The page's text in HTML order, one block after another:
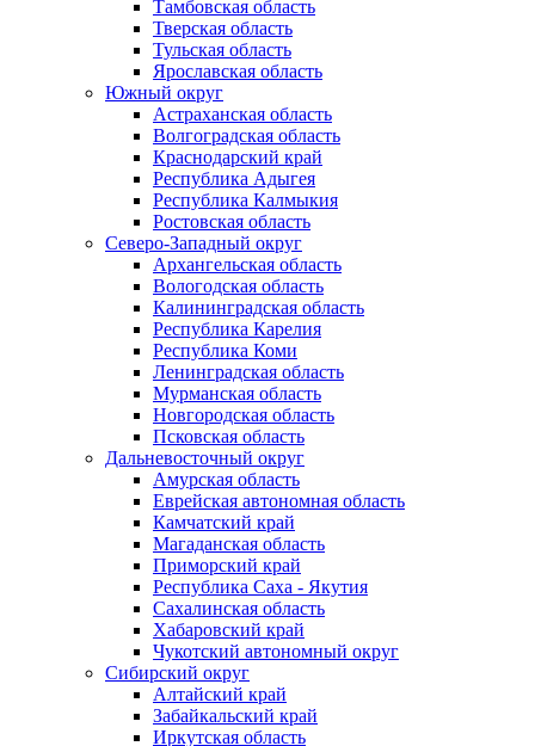
Тамбовская область
Тверская область
Тульская область
Ярославская область
Южный округ
Астраханская область
Волгоградская область
Краснодарский край
Республика Адыгея
Республика Калмыкия
Ростовская область
Северо-Западный округ
Архангельская область
Вологодская область
Калининградская область
Республика Карелия
Республика Коми
Ленинградская область
Мурманская область
Новгородская область
Псковская область
Дальневосточный округ
Амурская область
Еврейская автономная область
Камчатский край
Магаданская область
Приморский край
Республика Саха - Якутия
Сахалинская область
Хабаровский край
Чукотский автономный округ
Сибирский округ
Алтайский край
Забайкальский край
Иркутская область